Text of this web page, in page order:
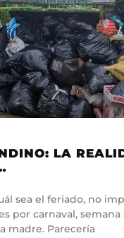
LA
sea el feriado, no
por carnaval, semana
madre. Parecería